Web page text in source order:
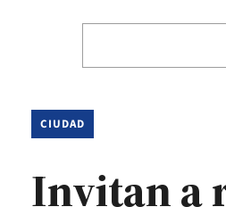
CIUDAD
Invitan a